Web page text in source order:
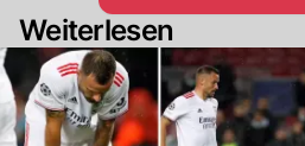
Weiterlesen